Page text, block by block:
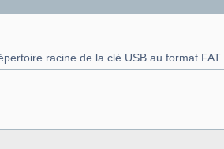
racine de la clé USB au format FAT